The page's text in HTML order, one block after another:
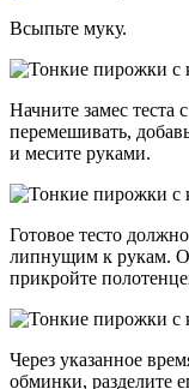
Всыпьте муку.
Начните замес
перемешивать,
и месите руками.
Готовое тесто
липнущим к рукам.
прикройте
Через указанное
обминки, разделите